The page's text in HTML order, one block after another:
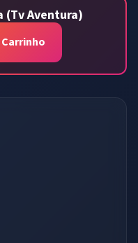
(Tv Aventura)